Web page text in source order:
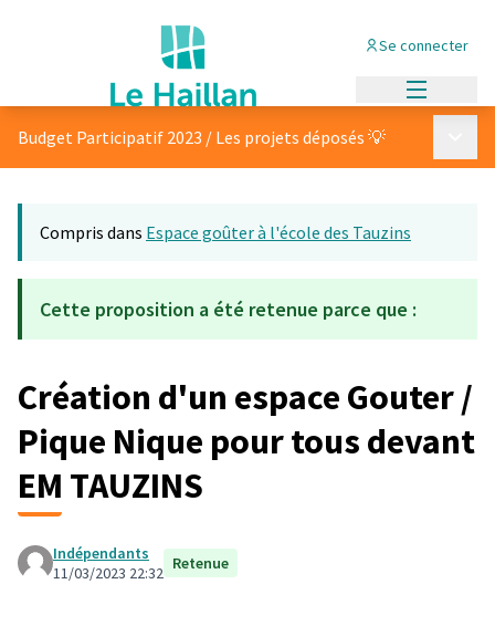
Menu
Se connecter
Budget Participatif 2023 / Les projets déposés 💡
Compris dans Espace goûter à l'école des Tauzins
Cette proposition a été retenue parce que :
Création d'un espace Gouter /
Pique Nique pour tous devant
EM TAUZINS
Indépendants
11/03/2023 22:32 Retenue